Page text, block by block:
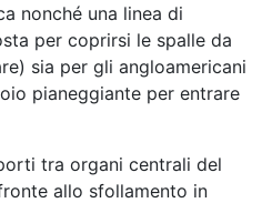
nonché una linea di
per coprirsi le spalle da
sia per gli angloamericani
pianeggiante per entrare
tra organi centrali del
allo sfollamento in